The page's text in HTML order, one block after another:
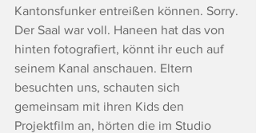
Kantonsfunker entreißen können. Sorry.
Der Saal war voll. Haneen hat das von
hinten fotografiert, könnt ihr euch auf
seinem Kanal anschauen. Eltern
besuchten uns, schauten sich
gemeinsam mit ihren Kids den
Projektfilm an, hörten die im Studio